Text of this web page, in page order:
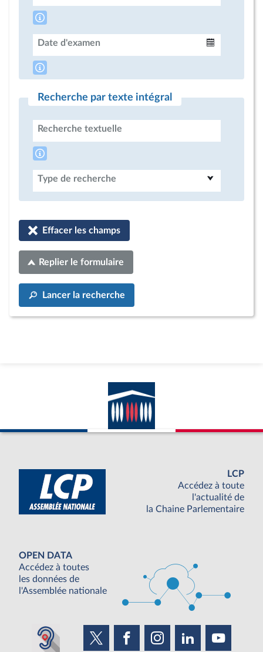
Date d'examen
Recherche par texte intégral
Recherche textuelle
Type de recherche
Effacer les champs
Replier le formulaire
Lancer la recherche
LCP
Accédez à toute
l'actualité de
la Chaine Parlementaire
OPEN DATA
Accédez à toutes
les données de
l'Assemblée nationale